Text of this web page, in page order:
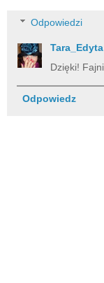
Odpowiedzi
Tara_Edyta
Dzięki!
Odpowiedz